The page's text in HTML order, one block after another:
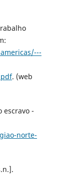
. (web
escravo -
norte-